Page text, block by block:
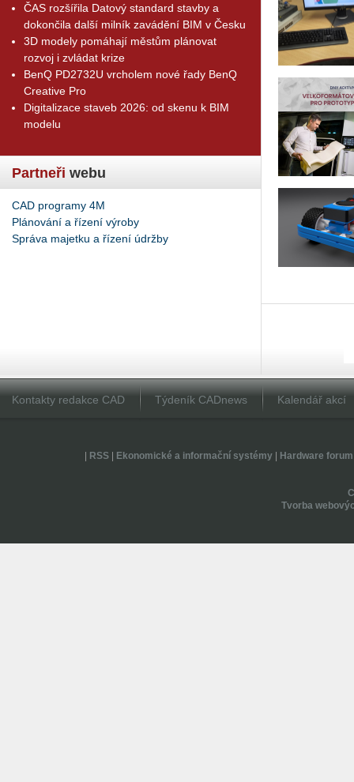
ČAS rozšířila Datový standard stavby a
dokončila další milník zavádění BIM v Česku
3D modely pomáhají městům plánovat
rozvoj i zvládat krize
BenQ PD2732U vrcholem nové řady BenQ
Creative Pro
Digitalizace staveb 2026: od skenu k BIM
modelu
Partneři webu
CAD programy 4M
Plánování a řízení výroby
Správa majetku a řízení údržby
Kontakty redakce CAD Týdeník CADnews Kalendář akcí
RSS| Ekonomické a informační systémy| Hardware forum
Tvorba